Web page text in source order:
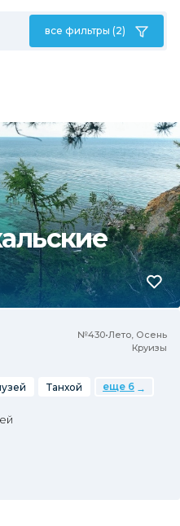
все фильтры (2)
№430•Лето, Осень
Круизы
Танхой еще 6